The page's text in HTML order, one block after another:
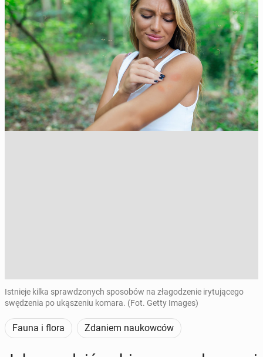
Istnieje kilka sprawdzonych sposobów na złagodzenie irytującego
swędzenia po ukąszeniu komara. (Fot. Getty Images)
Fauna i flora Zdaniem naukowców